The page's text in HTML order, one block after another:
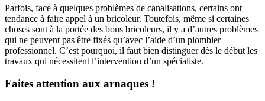
Parfois, face à quelques problèmes de canalisations, certains ont
tendance à faire appel à un bricoleur. Toutefois, même si certaines
choses sont à la portée des bons bricoleurs, il y a d’autres problèmes
qui ne peuvent pas être fixés qu’avec l’aide d’un plombier
professionnel. C’est pourquoi, il faut bien distinguer dès le début les
travaux qui nécessitent l’intervention d’un spécialiste.
Faites attention aux arnaques !